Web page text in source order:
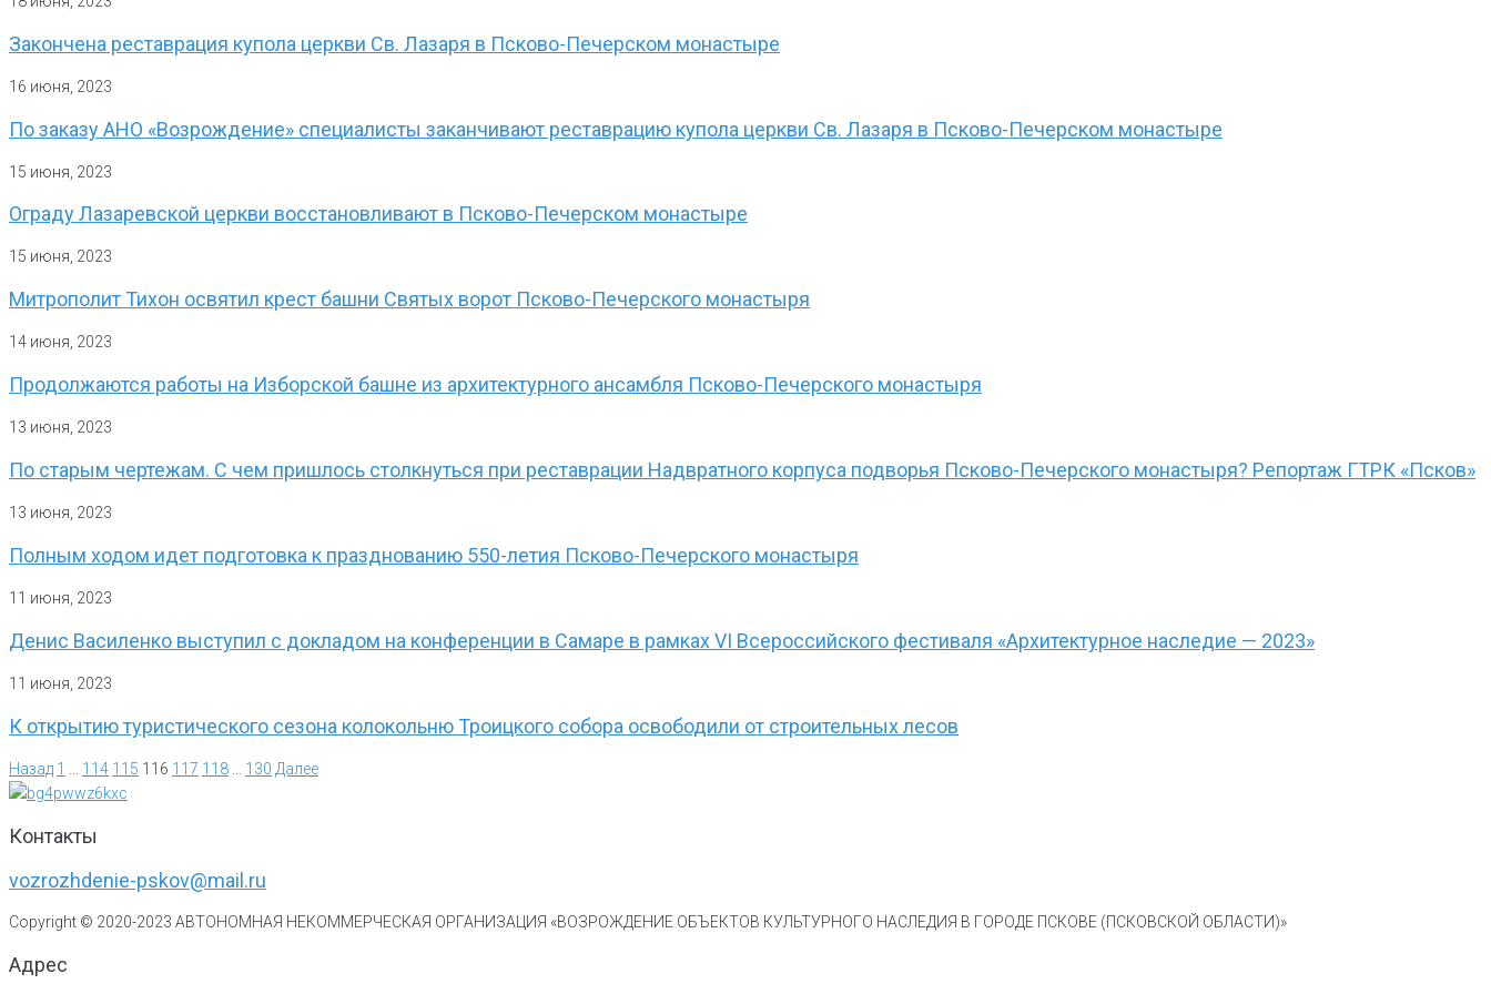
Закончена реставрация купола церкви Св. Лазаря в Псково-Печерском монастыре
16 июня, 2023
По заказу АНО «Возрождение» специалисты заканчивают реставрацию купола церкви Св. Лазаря в Псково-Печерском монастыре
15 июня, 2023
Ограду Лазаревской церкви восстановливают в Псково-Печерском монастыре
15 июня, 2023
Митрополит Тихон освятил крест башни Святых ворот Псково-Печерского монастыря
14 июня, 2023
Продолжаются работы на Изборской башне из архитектурного ансамбля Псково-Печерского монастыря
13 июня, 2023
По старым чертежам. С чем пришлось столкнуться при реставрации Надвратного корпуса подворья Псково-Печерского монастыря? Репортаж ГТРК «Псков»
13 июня, 2023
Полным ходом идет подготовка к празднованию 550-летия Псково-Печерского монастыря
11 июня, 2023
Денис Василенко выступил с докладом на конференции в Самаре в рамках VI Всероссийского фестиваля «Архитектурное наследие — 2023»
11 июня, 2023
К открытию туристического сезона колокольню Троицкого собора освободили от строительных лесов
Назад 1 114 115 116 117 118 130 Далее
Контакты
vozrozhdenie-pskov@mail.ru
Copyright © 2020-2023 АВТОНОМНАЯ НЕКОММЕРЧЕСКАЯ ОРГАНИЗАЦИЯ «ВОЗРОЖДЕНИЕ ОБЪЕКТОВ КУЛЬТУРНОГО НАСЛЕДИЯ В ГОРОДЕ ПСКОВЕ (ПСКОВСКОЙ ОБЛАСТИ)»
Адрес